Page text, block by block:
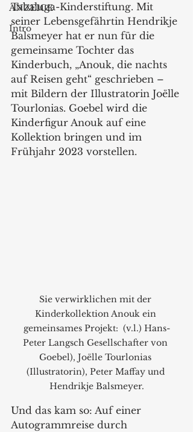
ANZEIGE
Intro
Tabaluga-Kinderstiftung. Mit
seiner Lebensgefährtin Hendrikje
Balsmeyer hat er nun für die
gemeinsame Tochter das
Kinderbuch, „Anouk, die nachts
auf Reisen geht“ geschrieben –
mit Bildern der Illustratorin Joëlle
Tourlonias. Goebel wird die
Kinderfigur Anouk auf eine
Kollektion bringen und im
Frühjahr 2023 vorstellen.
Sie verwirklichen mit der
Kinderkollektion Anouk ein
gemeinsames Projekt:  (v.l.) Hans-
Peter Langsch Gesellschafter von
Goebel), Joëlle Tourlonias
(Illustratorin), Peter Maffay und
Hendrikje Balsmeyer.
Und das kam so: Auf einer
Autogrammreise durch